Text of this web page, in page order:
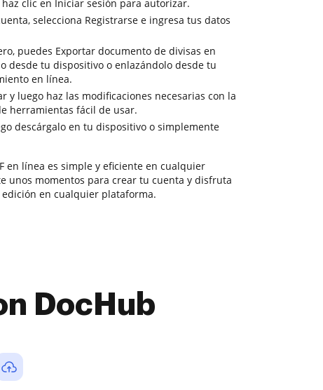
clic en Iniciar sesión para autorizar.
selecciona Registrarse e ingresa tus datos
puedes Exportar documento de divisas en
desde tu dispositivo o enlazándolo desde tu
en línea.
y luego haz las modificaciones necesarias con la
herramientas fácil de usar.
descárgalo en tu dispositivo o simplemente
en línea es simple y eficiente en cualquier
unos momentos para crear tu cuenta y disfruta
en cualquier plataforma.
DocHub